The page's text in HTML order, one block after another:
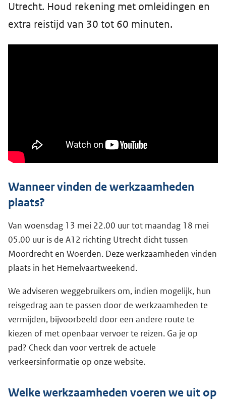
Utrecht. Houd rekening met omleidingen en
extra reistijd van 30 tot 60 minuten.
Wanneer vinden de werkzaamheden
plaats?
Van woensdag 13 mei 22.00 uur tot maandag 18 mei
05.00 uur is de A12 richting Utrecht dicht tussen
Moordrecht en Woerden. Deze werkzaamheden vinden
plaats in het Hemelvaartweekend.
We adviseren weggebruikers om, indien mogelijk, hun
reisgedrag aan te passen door de werkzaamheden te
vermijden, bijvoorbeeld door een andere route te
kiezen of met openbaar vervoer te reizen. Ga je op
pad? Check dan voor vertrek de actuele
verkeersinformatie op onze website.
Welke werkzaamheden voeren we uit op